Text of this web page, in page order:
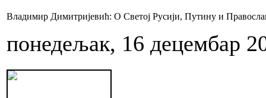
Владимир Димитријевић: О Светој Русији, Путину и
понедељак, 16 децембар